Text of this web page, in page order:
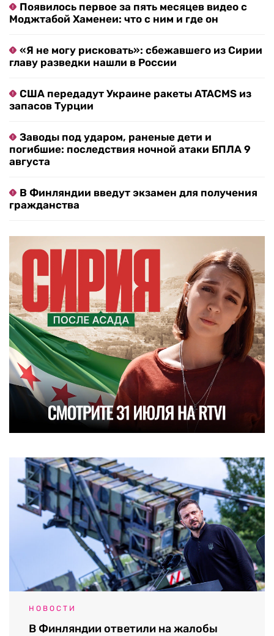
Появилось первое за пять месяцев видео с
Моджтабой Хаменеи: что с ним и где он
«Я не могу рисковать»: сбежавшего из Сирии
главу разведки нашли в России
США передадут Украине ракеты ATACMS из
запасов Турции
Заводы под ударом, раненые дети и
погибшие: последствия ночной атаки БПЛА 9
августа
В Финляндии введут экзамен для получения
гражданства
НОВОСТИ
В Финляндии ответили на жалобы